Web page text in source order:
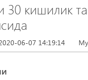
кишилик
06-07 14:19:14